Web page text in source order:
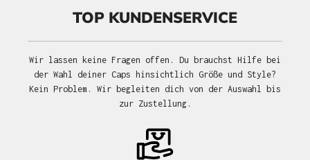
TOP KUNDENSERVICE
Wir lassen keine Fragen offen. Du brauchst Hilfe bei
der Wahl deiner Caps hinsichtlich Größe und Style?
Kein Problem. Wir begleiten dich von der Auswahl bis
zur Zustellung.